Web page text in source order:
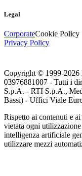
Legal
CorporateCookie Policy
Privacy Policy
Copyright © 1999-2026
03976881007 - Tutti i
S.p.A. - RTI S.p.A.,
Bassi) - Uffici Viale
Rispetto ai contenuti e
vietata ogni
intelligenza artificiale
utilizzare mezzi